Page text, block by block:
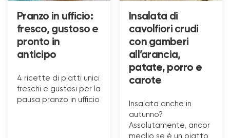
Pranzo in ufficio:
fresco, gustoso e
pronto in
anticipo
4 ricette di piatti unici
freschi e gustosi per la
pausa pranzo in ufficio
Insalata di
cavolfiori crudi
con gamberi
all’arancia,
patate, porro e
carote
Insalata anche in
autunno?
Assolutamente, ancor
meglio se è un piatto